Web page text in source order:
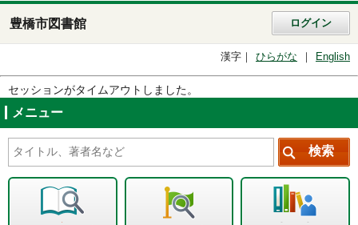
豊橋市図書館 ログイン
漢字 ひらがな English
セッションがタイムアウトしました。
メニュー